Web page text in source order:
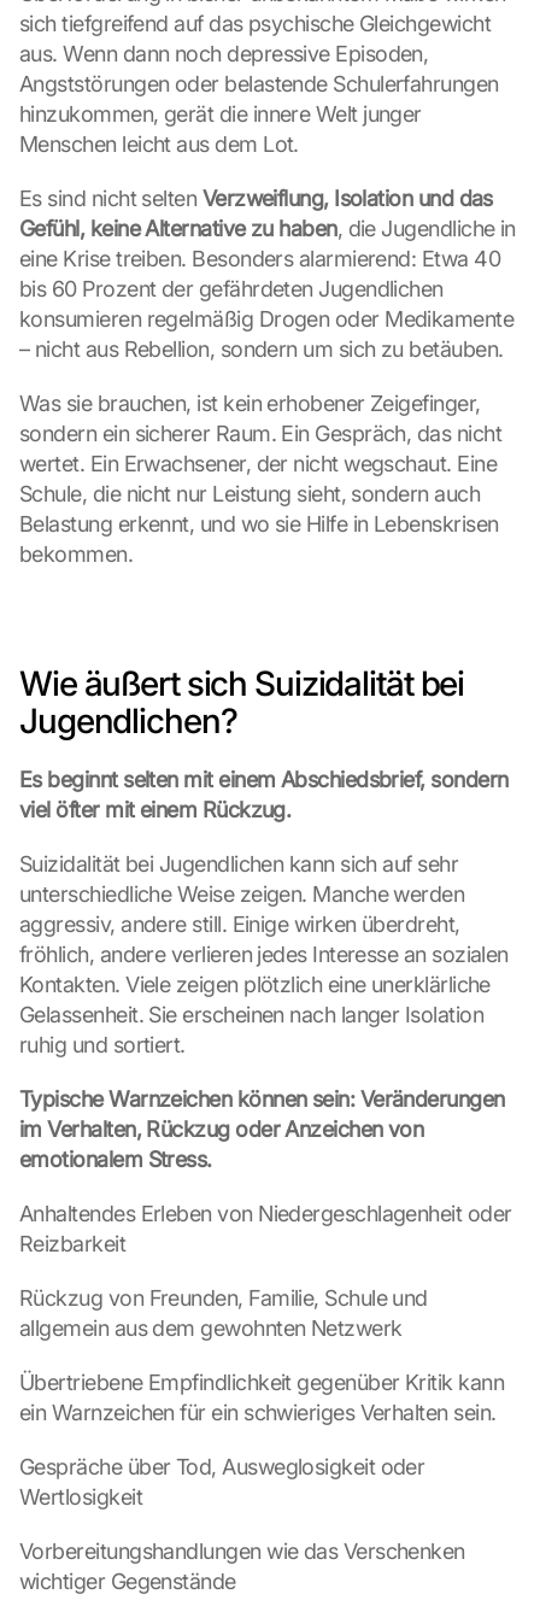
sich tiefgreifend auf das psychische Gleichgewicht
aus. Wenn dann noch depressive Episoden,
Angststörungen oder belastende Schulerfahrungen
hinzukommen, gerät die innere Welt junger
Menschen leicht aus dem Lot.
Es sind nicht selten Verzweiflung, Isolation und das
Gefühl, keine Alternative zu haben, die Jugendliche in
eine Krise treiben. Besonders alarmierend: Etwa 40
bis 60 Prozent der gefährdeten Jugendlichen
konsumieren regelmäßig Drogen oder Medikamente
– nicht aus Rebellion, sondern um sich zu betäuben.
Was sie brauchen, ist kein erhobener Zeigefinger,
sondern ein sicherer Raum. Ein Gespräch, das nicht
wertet. Ein Erwachsener, der nicht wegschaut. Eine
Schule, die nicht nur Leistung sieht, sondern auch
Belastung erkennt, und wo sie Hilfe in Lebenskrisen
bekommen.
Wie äußert sich Suizidalität bei
Jugendlichen?
Es beginnt selten mit einem Abschiedsbrief, sondern
viel öfter mit einem Rückzug.
Suizidalität bei Jugendlichen kann sich auf sehr
unterschiedliche Weise zeigen. Manche werden
aggressiv, andere still. Einige wirken überdreht,
fröhlich, andere verlieren jedes Interesse an sozialen
Kontakten. Viele zeigen plötzlich eine unerklärliche
Gelassenheit. Sie erscheinen nach langer Isolation
ruhig und sortiert.
Typische Warnzeichen können sein: Veränderungen
im Verhalten, Rückzug oder Anzeichen von
emotionalem Stress.
Anhaltendes Erleben von Niedergeschlagenheit oder
Reizbarkeit
Rückzug von Freunden, Familie, Schule und
allgemein aus dem gewohnten Netzwerk
Übertriebene Empfindlichkeit gegenüber Kritik kann
ein Warnzeichen für ein schwieriges Verhalten sein.
Gespräche über Tod, Ausweglosigkeit oder
Wertlosigkeit
Vorbereitungshandlungen wie das Verschenken
wichtiger Gegenstände